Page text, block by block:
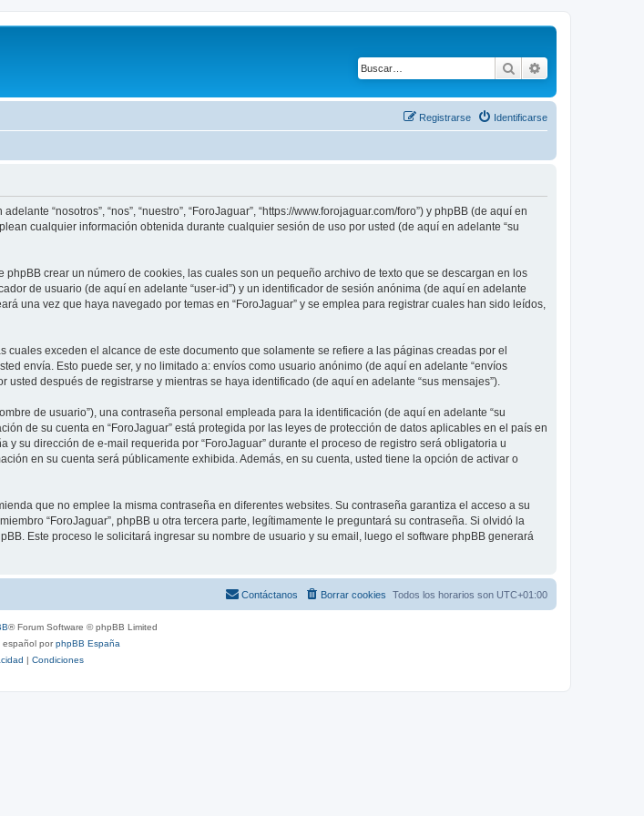
Buscar
Identificarse
Registrarse
“nosotros”, “nos”, “nuestro”, “ForoJaguar”, “https://www.forojaguar.com/foro”) y phpBB (de aquí en
cualquier información obtenida durante cualquier sesión de uso por usted (de aquí en adelante “su
crear un número de cookies, las cuales son un pequeño archivo de texto que se descargan en los
de usuario (de aquí en adelante “user-id”) y un identificador de sesión anónima (de aquí en adelante
una vez que haya navegado por temas en “ForoJaguar” y se emplea para registrar cuales han sido leídos,
exceden el alcance de este documento que solamente se refiere a las páginas creadas por el
envía. Esto puede ser, y no limitado a: envíos como usuario anónimo (de aquí en adelante “envíos
después de registrarse y mientras se haya identificado (de aquí en adelante “sus mensajes”).
de usuario”), una contraseña personal empleada para la identificación (de aquí en adelante “su
de su cuenta en “ForoJaguar” está protegida por las leyes de protección de datos aplicables en el país en
su dirección de e-mail requerida por “ForoJaguar” durante el proceso de registro será obligatoria u
en su cuenta será públicamente exhibida. Además, en su cuenta, usted tiene la opción de activar o
que no emplee la misma contraseña en diferentes websites. Su contraseña garantiza el acceso a su
“ForoJaguar”, phpBB u otra tercera parte, legítimamente le preguntará su contraseña. Si olvidó la
Este proceso le solicitará ingresar su nombre de usuario y su email, luego el software phpBB generará
Todos los horarios son UTC+01:00
Borrar cookies
Contáctanos
® Forum Software © phpBB Limited
español porphpBB España
| Condiciones